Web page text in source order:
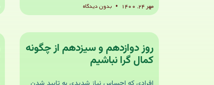
مهر ۲۴, ۱۴۰۰
بدون دیدگاه
روز دوازدهم و سیزدهم از چگونه
کمال گرا نباشیم